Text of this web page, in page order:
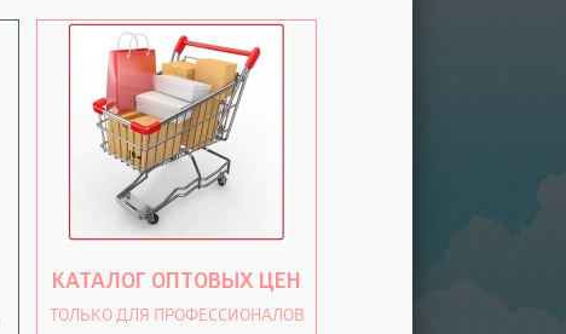
Безналичный
расчет
Наложенный
платеж
КАТАЛОГ ОПТОВЫХ ЦЕН
ТОЛЬКО ДЛЯ ПРОФЕССИОНАЛОВ